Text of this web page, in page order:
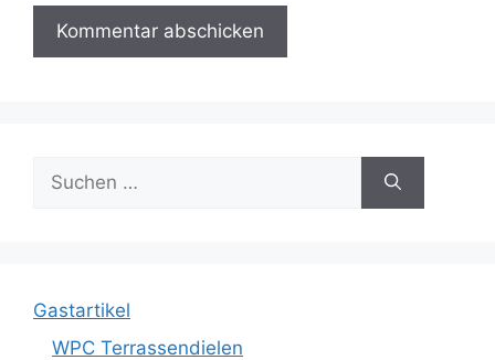
Suche
nach:
Gastartikel
WPC Terrassendielen